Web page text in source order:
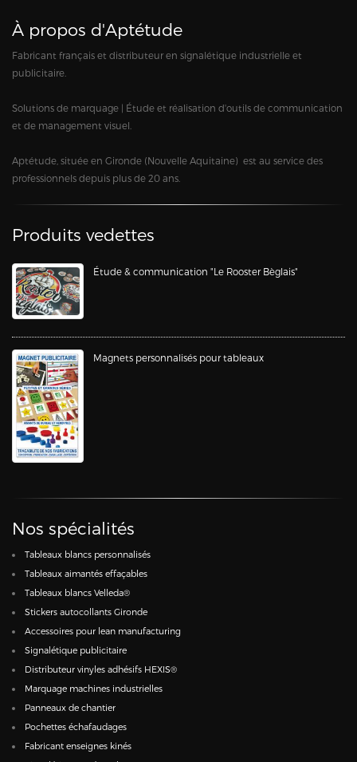
À propos d'Aptétude
Fabricant français et distributeur en signalétique industrielle et
publicitaire.
Solutions de marquage | Étude et réalisation d'outils de communication
et de management visuel.
Aptétude, située en Gironde (Nouvelle Aquitaine) est au service des
professionnels depuis plus de 20 ans.
Produits vedettes
Étude & communication "Le Rooster Bèglais"
Magnets personnalisés pour tableaux
Nos spécialités
Tableaux blancs personnalisés
Tableaux aimantés effaçables
Tableaux blancs Velleda®
Stickers autocollants Gironde
Accessoires pour lean manufacturing
Signalétique publicitaire
Distributeur vinyles adhésifs HEXIS®
Marquage machines industrielles
Panneaux de chantier
Pochettes échafaudages
Fabricant enseignes kinés